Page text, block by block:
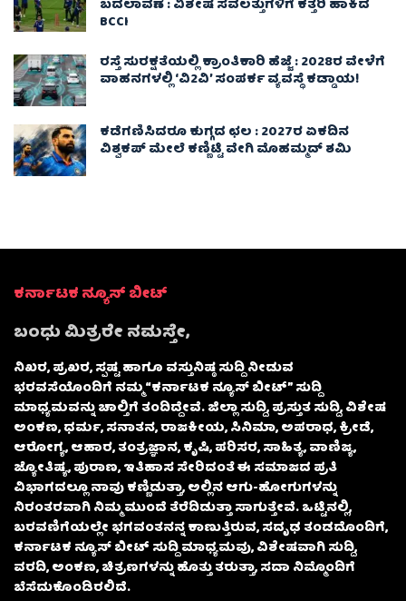
ಬದಲಾವಣೆ : ವಿಶೇಷ ಸವಲತ್ತುಗಳಿಗೆ ಕತ್ತರಿ ಹಾಕಿದ
BCCI
ರಸ್ತೆ ಸುರಕ್ಷತೆಯಲ್ಲಿ ಕ್ರಾಂತಿಕಾರಿ ಹೆಜ್ಜೆ : 2028ರ ವೇಳೆಗೆ
ವಾಹನಗಳಲ್ಲಿ ‘ವಿ2ವಿ’ ಸಂಪರ್ಕ ವ್ಯವಸ್ಥೆ ಕಡ್ಡಾಯ!
ಕಡೆಗಣಿಸಿದರೂ ಕುಗ್ಗದ ಛಲ : 2027ರ ಏಕದಿನ
ವಿಶ್ವಕಪ್‌ ಮೇಲೆ ಕಣ್ಣಿಟ್ಟಿ ವೇಗಿ ಮೊಹಮ್ಮದ್ ಶಮಿ
ಕರ್ನಾಟಕ ನ್ಯೂಸ್ ಬೀಟ್
ಬಂಧು ಮಿತ್ರರೇ ನಮಸ್ತೇ,
ನಿಖರ, ಪ್ರಖರ, ಸ್ಪಷ್ಟ ಹಾಗೂ ವಸ್ತುನಿಷ್ಠ ಸುದ್ದಿ ನೀಡುವ
ಭರವಸೆಯೊಂದಿಗೆ ನಮ್ಮ “ಕರ್ನಾಟಕ ನ್ಯೂಸ್ ಬೀಟ್” ಸುದ್ದಿ
ಮಾಧ್ಯಮವನ್ನು ಚಾಲ್ತಿಗೆ ತಂದಿದ್ದೇವೆ. ಜಿಲ್ಲಾ ಸುದ್ದಿ, ಪ್ರಸ್ತುತ ಸುದ್ದಿ, ವಿಶೇಷ
ಅಂಕಣ, ಧರ್ಮ, ಸನಾತನ, ರಾಜಕೀಯ, ಸಿನಿಮಾ, ಅಪರಾಧ, ಕ್ರೀಡೆ,
ಆರೋಗ್ಯ, ಆಹಾರ, ತಂತ್ರಜ್ಞಾನ, ಕೃಷಿ, ಪರಿಸರ, ಸಾಹಿತ್ಯ, ವಾಣಿಜ್ಯ,
ಜ್ಯೋತಿಷ್ಯ, ಪುರಾಣ, ಇತಿಹಾಸ ಸೇರಿದಂತೆ ಈ ಸಮಾಜದ ಪ್ರತಿ
ವಿಭಾಗದಲ್ಲೂ ನಾವು ಕಣ್ಣಿಡುತ್ತಾ, ಅಲ್ಲಿನ ಆಗು-ಹೋಗುಗಳನ್ನು
ನಿರಂತರವಾಗಿ ನಿಮ್ಮ ಮುಂದೆ ತೆರೆದಿಡುತ್ತಾ ಸಾಗುತ್ತೇವೆ. ಒಟ್ಟಿನಲ್ಲಿ,
ಬರವಣಿಗೆಯಲ್ಲೇ ಭಗವಂತನನ್ನ ಕಾಣುತ್ತಿರುವ, ಸದೃಢ ತಂಡದೊಂದಿಗೆ,
ಕರ್ನಾಟಕ ನ್ಯೂಸ್ ಬೀಟ್ ಸುದ್ದಿ ಮಾಧ್ಯಮವು, ವಿಶೇಷವಾಗಿ ಸುದ್ದಿ,
ವರದಿ, ಅಂಕಣ, ಚಿತ್ರಣಗಳನ್ನು ಹೊತ್ತು ತರುತ್ತಾ, ಸದಾ ನಿಮ್ಮೊಂದಿಗೆ
ಬೆಸೆದುಕೊಂಡಿರಲಿದೆ.